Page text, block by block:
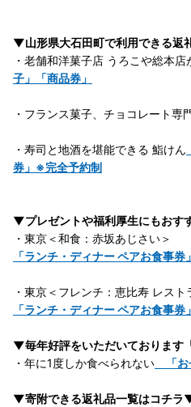
▼山形県大石田町で利用できる返
・老舗和洋菓子店 うろこや総本
子」「商品券」
・フランス菓子、チョコレート専
・寿司と地酒を堪能できる 鮨けん
券」※完全予約制
▼プレゼントや福利厚生にもおす
・東京＜和食：赤坂あじさい＞
「ランチ・ディナー ペアお食事
・東京＜フレンチ：恵比寿 レスト
「ランチ・ディナー ペアお食事
▼毎年好評をいただいております
・年に1度しか食べられない
「
▼寄附できる返礼品一覧はコチラ